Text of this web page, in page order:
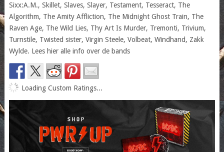
Sixx:A.M., Skillet, Slaves, Slayer, Testament, Tesseract, The
Algorithm, The Amity Affliction, The Midnight Ghost Train, The
Raven Age, The Wild Lies, Thy Art Is Murder, Tremonti, Trivium,
Turnstile, Twisted sister, Virgin Steele, Volbeat, Windhand, Zakk
Wylde. Lees hier alle info over de bands
Loading Custom Ratings...